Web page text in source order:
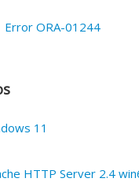
Error ORA-01244
11
HTTP Server 2.4